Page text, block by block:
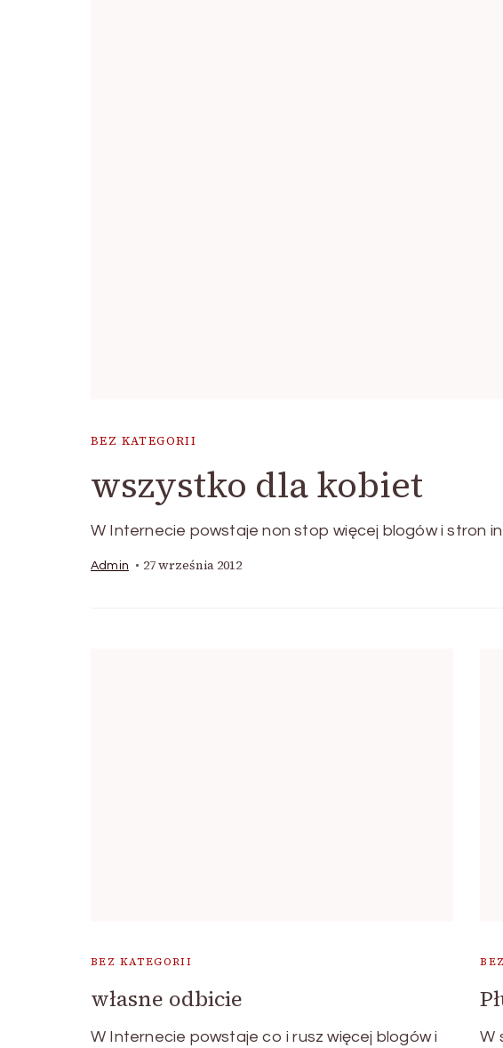
BEZ KATEGORII
wszystko dla kobiet
W Internecie powstaje non stop więcej blogów i stron
Admin 27 września 2012
BEZ KATEGORII
własne odbicie
W Internecie powstaje co i rusz więcej blogów i
W